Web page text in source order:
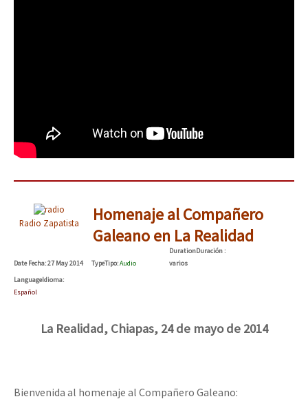
Radio Zapatista
Homenaje al Compañero
Galeano en La Realidad
DateFecha: 27 May 2014 TypeTipo:Audio
DurationDuración:
varios
LanguageIdioma:
Español
La Realidad, Chiapas, 24 de mayo de 2014
Bienvenida al homenaje al Compañero Galeano: